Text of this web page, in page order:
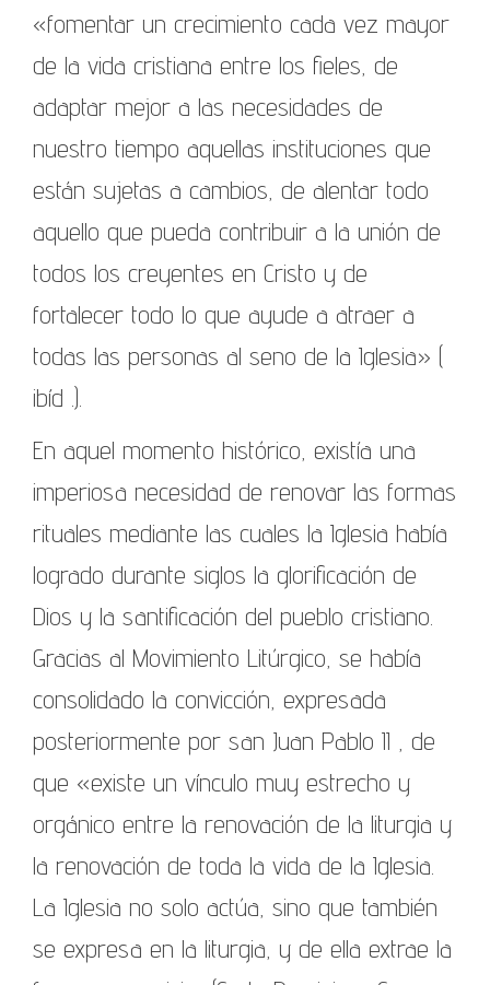
«fomentar un crecimiento cada vez mayor
de la vida cristiana entre los fieles, de
adaptar mejor a las necesidades de
nuestro tiempo aquellas instituciones que
están sujetas a cambios, de alentar todo
aquello que pueda contribuir a la unión de
todos los creyentes en Cristo y de
fortalecer todo lo que ayude a atraer a
todas las personas al seno de la Iglesia» (
ibíd .).
En aquel momento histórico, existía una
imperiosa necesidad de renovar las formas
rituales mediante las cuales la Iglesia había
logrado durante siglos la glorificación de
Dios y la santificación del pueblo cristiano.
Gracias al Movimiento Litúrgico, se había
consolidado la convicción, expresada
posteriormente por san Juan Pablo II , de
que «existe un vínculo muy estrecho y
orgánico entre la renovación de la liturgia y
la renovación de toda la vida de la Iglesia.
La Iglesia no solo actúa, sino que también
se expresa en la liturgia, y de ella extrae la